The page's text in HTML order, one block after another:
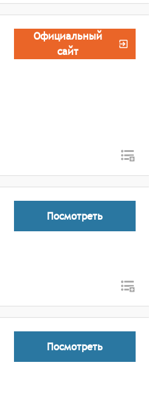
Официальный
сайт
Посмотреть
Посмотреть